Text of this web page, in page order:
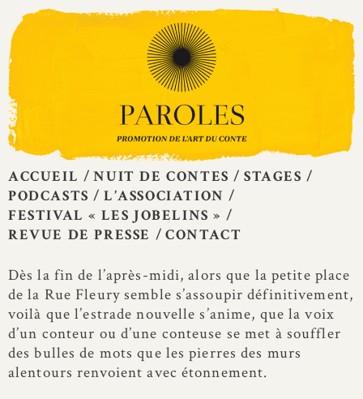
Skip
content
ACCUEIL NUIT DE CONTES
STAGES
PODCASTS
L’ASSOCIATION
FESTIVAL « LES JOBELINS »
REVUE DE PRESSE
CONTACT
Dès la fin de l’après-midi, alors que la petite place
de la Rue Fleury semble s’assoupir définitivement,
voilà que l’estrade nouvelle s’anime, que la voix
d’un conteur ou d’une conteuse se met à souffler
des bulles de mots que les pierres des murs
alentours renvoient avec étonnement.